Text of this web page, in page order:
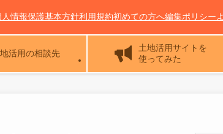
活用の相談先
土地活用サイトを
使ってみた
人情報保護基本方針利用規約初めての方へ編集ポリシー